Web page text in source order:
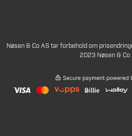
Nøsen & Co AS tar forbehold om
2023 Nøsen & Co